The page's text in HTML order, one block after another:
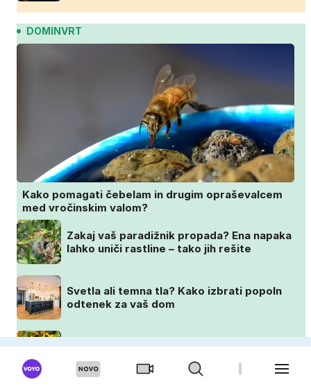
DOMINVRT
Kako pomagati čebelam in drugim opraševalcem
med vročinskim valom?
Zakaj vaš paradižnik propada? Ena napaka
lahko uniči rastline – tako jih rešite
Svetla ali temna tla? Kako izbrati popoln
odtenek za vaš dom
Posadite jih avgusta in cvetele bodo vse
do zime